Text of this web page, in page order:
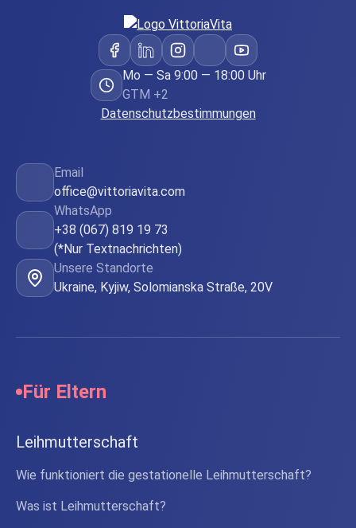
Mo — Sa 9:00 — 18:00 Uhr
GTM +2
Datenschutzbestimmungen
Email
office@vittoriavita.com
WhatsApp
+38 (067) 819 19 73
(*Nur Textnachrichten)
Unsere Standorte
Ukraine, Kyjiw, Solomianska Straße, 20V
Für Eltern
Leihmutterschaft
Wie funktioniert die gestationelle Leihmutterschaft?
Was ist Leihmutterschaft?